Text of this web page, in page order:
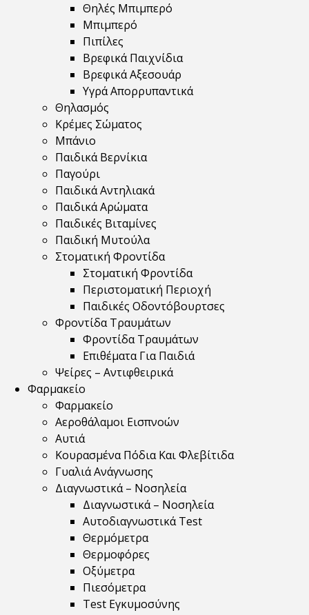
Θηλές Μπιμπερό
Μπιμπερό
Πιπίλες
Βρεφικά Παιχνίδια
Βρεφικά Αξεσουάρ
Υγρά Απορρυπαντικά
Θηλασμός
Κρέμες Σώματος
Μπάνιο
Παιδικά Βερνίκια
Παγούρι
Παιδικά Αντηλιακά
Παιδικά Αρώματα
Παιδικές Βιταμίνες
Παιδική Μυτούλα
Στοματική Φροντίδα
Στοματική Φροντίδα
Περιστοματική Περιοχή
Παιδικές Οδοντόβουρτσες
Φροντίδα Τραυμάτων
Φροντίδα Τραυμάτων
Επιθέματα Για Παιδιά
Ψείρες – Αντιφθειρικά
Φαρμακείο
Φαρμακείο
Αεροθάλαμοι Εισπνοών
Αυτιά
Κουρασμένα Πόδια Και Φλεβίτιδα
Γυαλιά Ανάγνωσης
Διαγνωστικά – Νοσηλεία
Διαγνωστικά – Νοσηλεία
Αυτοδιαγνωστικά Test
Θερμόμετρα
Θερμοφόρες
Οξύμετρα
Πιεσόμετρα
Test Εγκυμοσύνης